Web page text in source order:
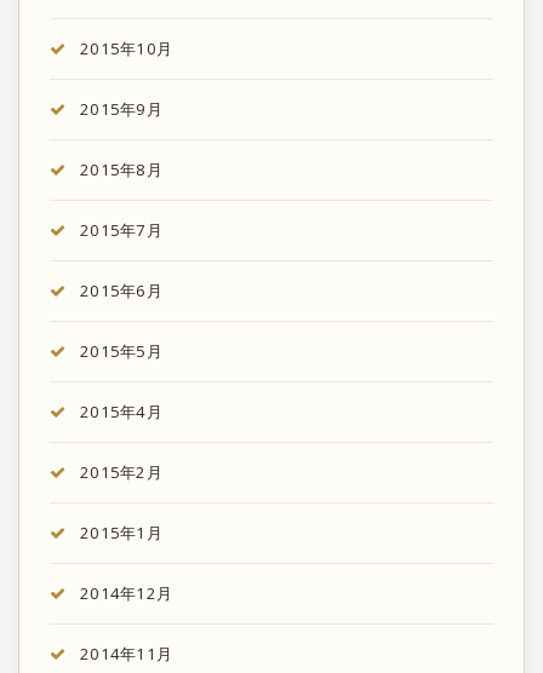
2015年10月
2015年9月
2015年8月
2015年7月
2015年6月
2015年5月
2015年4月
2015年2月
2015年1月
2014年12月
2014年11月